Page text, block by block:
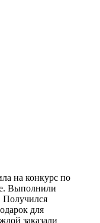
на конкурс по
Выполнили
Получился
для
заказали